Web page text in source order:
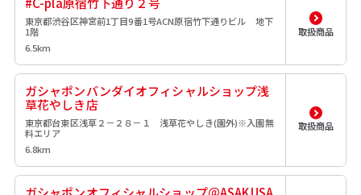
東京都渋谷区神宮前1丁目9番1号ACN原宿竹下通りビル 地下
1階
6.5km
取扱商品
ガシャポンバンダイオフィシャルショップ浅
草花やしき店
東京都台東区浅草２－２８－１ 浅草花やしき(園外)※入園無
料エリア
6.8km
取扱商品